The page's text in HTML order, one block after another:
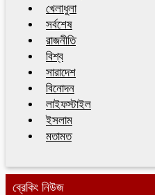
খেলাধুলা
সর্বশেষ
রাজনীতি
বিশ্ব
সারাদেশ
বিনোদন
লাইফস্টাইল
ইসলাম
মতামত
ব্রেকিং নিউজ